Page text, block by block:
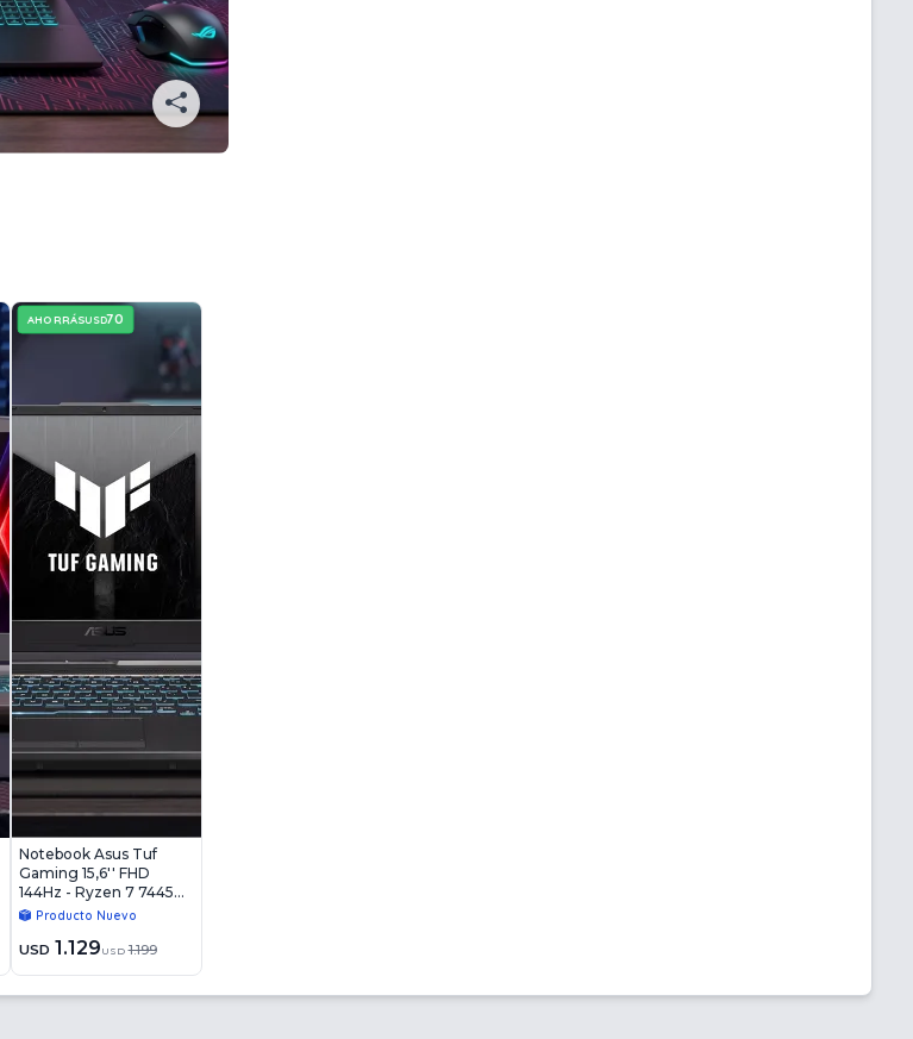
AHORRÁSUSD70
Notebook Asus Tuf
Gaming 15,6'' FHD
144Hz - Ryzen 7 7445HS
- 8Gb - 512Gb - RTX
Producto Nuevo
USD 1.129 USD 1.199